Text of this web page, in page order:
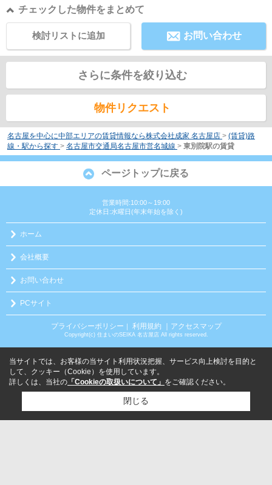
チェックした物件をまとめて
お問い合わせ
検討リストに追加
さらに条件を絞り込む
物件リクエスト
名古屋を中心に中部エリアの賃貸情報なら株式会社成家 名古屋店 > (賃貸)路
線・駅から探す > 名古屋市交通局名古屋市営名城線 > 東別院駅の賃貸
ページトップに戻る
営業時間:10:00～19:00
定休日:水曜日(年末年始を除く)
ホーム
会社概要
お問い合わせ
PCサイト
プライバシーポリシー ｜ 利用規約 ｜アクセスマップ
Copyright(c) 住まいのSEIKA 名古屋店 All rights reserved.
当サイトでは、お客様の当サイト利用状況把握、サービス向上検討を目的と
して、クッキー（Cookie）を使用しています。
詳しくは、当社の 「Cookieの取扱いについて」 をご確認ください。
閉じる